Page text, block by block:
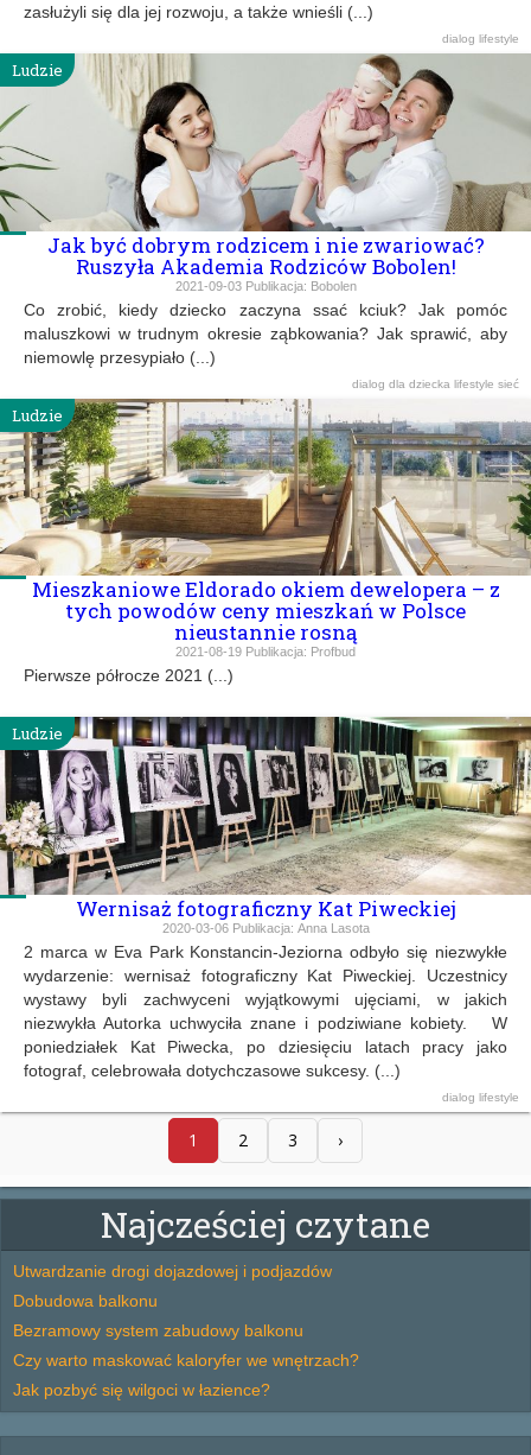
zasłużyli się dla jej rozwoju, a także wnieśli (...)
dialog lifestyle
Ludzie
Jak być dobrym rodzicem i nie zwariować?
Ruszyła Akademia Rodziców Bobolen!
2021-09-03Publikacja: Bobolen
Co zrobić, kiedy dziecko zaczyna ssać kciuk? Jak pomóc
maluszkowi w trudnym okresie ząbkowania? Jak sprawić, aby
niemowlę przesypiało (...)
dialog dla dziecka lifestyle sieć
Ludzie
Mieszkaniowe Eldorado okiem dewelopera – z
tych powodów ceny mieszkań w Polsce
nieustannie rosną
2021-08-19 Publikacja: Profbud
Pierwsze półrocze 2021 (...)
Ludzie
Wernisaż fotograficzny Kat Piweckiej
2020-03-06Publikacja: Anna Lasota
2 marca w Eva Park Konstancin-Jeziorna odbyło się niezwykłe
wydarzenie: wernisaż fotograficzny Kat Piweckiej. Uczestnicy
wystawy byli zachwyceni wyjątkowymi ujęciami, w jakich
niezwykła Autorka uchwyciła znane i podziwiane kobiety. W
poniedziałek Kat Piwecka, po dziesięciu latach pracy jako
fotograf, celebrowała dotychczasowe sukcesy. (...)
dialog lifestyle
1 2 3 ›
Najcześciej czytane
Utwardzanie drogi dojazdowej i podjazdów
Dobudowa balkonu
Bezramowy system zabudowy balkonu
Czy warto maskować kaloryfer we wnętrzach?
Jak pozbyć się wilgoci w łazience?